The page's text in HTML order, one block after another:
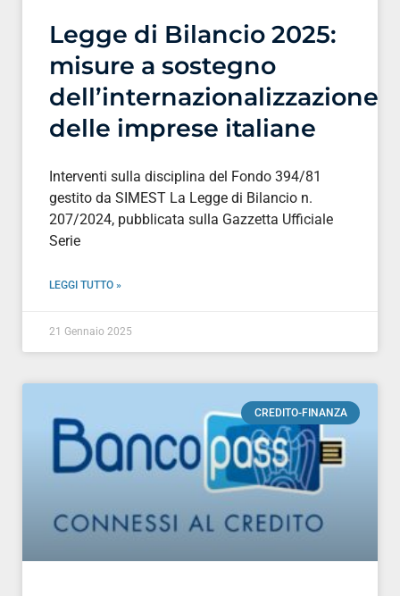
Legge di Bilancio 2025:
misure a sostegno
dell’internazionalizzazione
delle imprese italiane
Interventi sulla disciplina del Fondo 394/81
gestito da SIMEST La Legge di Bilancio n.
207/2024, pubblicata sulla Gazzetta Ufficiale
Serie
LEGGI TUTTO »
21 Gennaio 2025
CREDITO-FINANZA